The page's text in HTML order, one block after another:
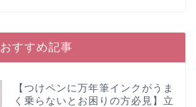
おすすめ記事
【つけペンに万年筆インクがうま
く乗らないとお困りの方必見】立